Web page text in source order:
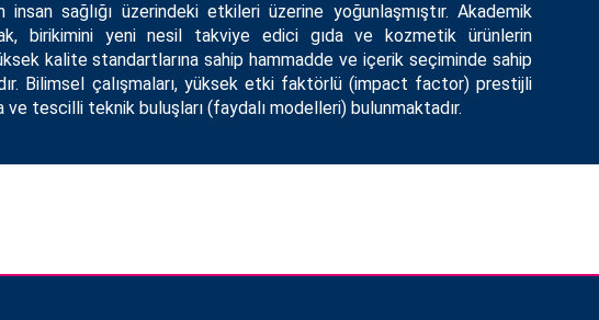
sağlığı üzerindeki etkileri üzerine yoğunlaşmıştır. Akademik
birikimini yeni nesil takviye edici gıda ve kozmetik ürünlerin
kalite standartlarına sahip hammadde ve içerik seçiminde sahip
Bilimsel çalışmaları, yüksek etki faktörlü (impact factor) prestijli
tescilli teknik buluşları (faydalı modelleri) bulunmaktadır.